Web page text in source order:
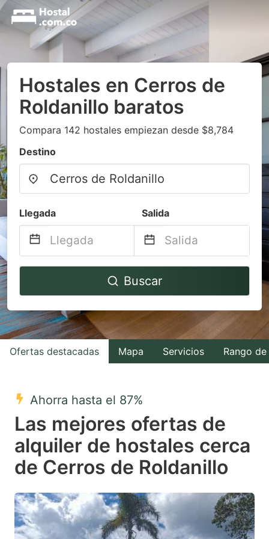
Hostales en Cerros de
Roldanillo baratos
Compara 142 hostales empiezan desde $8,784
Destino
Llegada Salida
Navigate
to
interact
with
the
select
a
date.
Press
question
mark
key
Navigate
to
interact
with
the
a
date.
Press
question
mark
key
Buscar
Ofertas destacadas Mapa Servicios Rango
Ahorra hasta el 87%
Las mejores ofertas de
alquiler de hostales cerca
de Cerros de Roldanillo